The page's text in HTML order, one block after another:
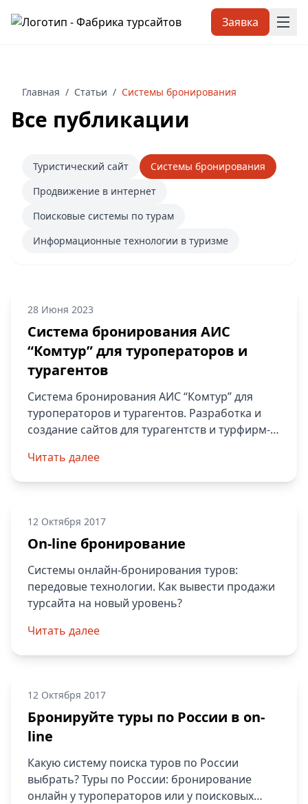
Заявка
Главная / Статьи / Системы бронирования
Все публикации
Туристический сайт
Системы бронирования
Продвижение в интернет
Поисковые системы по турам
Информационные технологии в туризме
28 Июня 2023
Система бронирования АИС
“Комтур” для туроператоров и
турагентов
Система бронирования АИС “Комтур” для
туроператоров и турагентов. Разработка и
создание сайтов для турагентств и турфирм-
Качественные сайты с высокой конверсией.
Читать далее
12 Октября 2017
On-line бронирование
Системы онлайн-бронирования туров:
передовые технологии. Как вывести продажи
турсайта на новый уровень?
Читать далее
12 Октября 2017
Бронируйте туры по России в on-
line
Какую систему поиска туров по России
выбрать? Туры по России: бронирование
онлайн у туроператоров или у поисковых